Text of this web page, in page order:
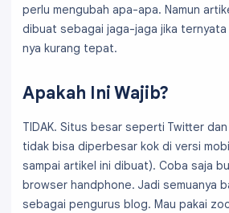
perlu mengubah apa-apa. Namun
dibuat sebagai jaga-jaga jika
nya kurang tepat.
Apakah Ini Wajib?
TIDAK. Situs besar seperti Twitter
tidak bisa diperbesar kok di versi
sampai artikel ini dibuat). Coba saja
browser handphone. Jadi semuanya
sebagai pengurus blog. Mau pakai